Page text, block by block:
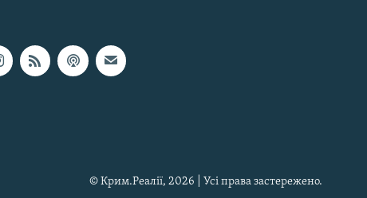
© Крим.Реалії, 2026 | Усі права застережено.